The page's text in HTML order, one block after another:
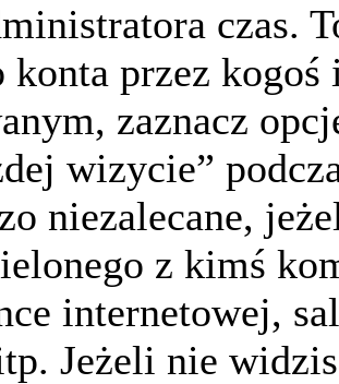
czas.
konta przez kogoś
zaznacz
wizycie”
niezalecane,
z kimś
internetowej,
Jeżeli nie